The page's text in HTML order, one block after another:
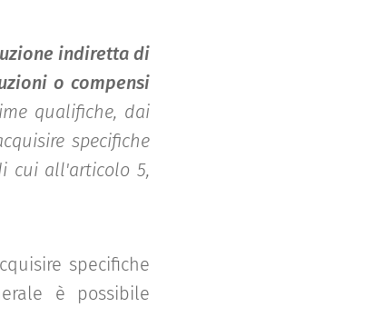
indiretta di
o compensi
qualifiche, dai
specifiche
cui all'articolo 5,
specifiche
è possibile